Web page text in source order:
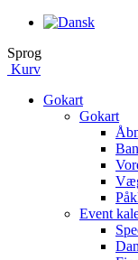
Sprog
Kurv
Gokart
Gokart
Event